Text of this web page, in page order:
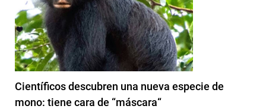
Científicos descubren una nueva especie de
mono: tiene cara de “máscara“